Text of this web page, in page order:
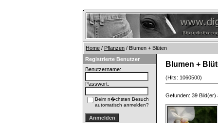
Home / Pflanzen / Blumen + Blüten
Registrierte Benutzer
Benutzername:
Passwort:
Beim n�chsten Besuch
automatisch anmelden?
Blumen +
(Hits: 1060500)
Gefunden: 39 Bild(er)